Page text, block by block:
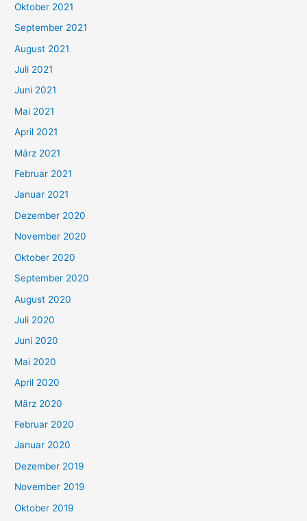
n
n
a
c
h
:
Oktober 2021
September 2021
August 2021
Juli 2021
Juni 2021
Mai 2021
April 2021
März 2021
Februar 2021
Januar 2021
Dezember 2020
November 2020
Oktober 2020
September 2020
August 2020
Juli 2020
Juni 2020
Mai 2020
April 2020
März 2020
Februar 2020
Januar 2020
Dezember 2019
November 2019
Oktober 2019